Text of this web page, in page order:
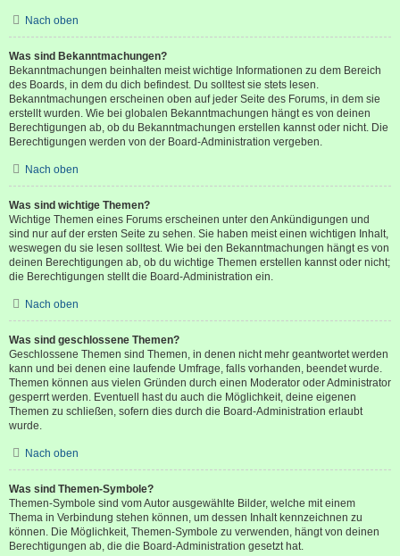
Nach oben
Was sind Bekanntmachungen?
Bekanntmachungen beinhalten meist wichtige Informationen zu dem Bereich
des Boards, in dem du dich befindest. Du solltest sie stets lesen.
Bekanntmachungen erscheinen oben auf jeder Seite des Forums, in dem sie
erstellt wurden. Wie bei globalen Bekanntmachungen hängt es von deinen
Berechtigungen ab, ob du Bekanntmachungen erstellen kannst oder nicht. Die
Berechtigungen werden von der Board-Administration vergeben.
Nach oben
Was sind wichtige Themen?
Wichtige Themen eines Forums erscheinen unter den Ankündigungen und
sind nur auf der ersten Seite zu sehen. Sie haben meist einen wichtigen Inhalt,
weswegen du sie lesen solltest. Wie bei den Bekanntmachungen hängt es von
deinen Berechtigungen ab, ob du wichtige Themen erstellen kannst oder nicht;
die Berechtigungen stellt die Board-Administration ein.
Nach oben
Was sind geschlossene Themen?
Geschlossene Themen sind Themen, in denen nicht mehr geantwortet werden
kann und bei denen eine laufende Umfrage, falls vorhanden, beendet wurde.
Themen können aus vielen Gründen durch einen Moderator oder Administrator
gesperrt werden. Eventuell hast du auch die Möglichkeit, deine eigenen
Themen zu schließen, sofern dies durch die Board-Administration erlaubt
wurde.
Nach oben
Was sind Themen-Symbole?
Themen-Symbole sind vom Autor ausgewählte Bilder, welche mit einem
Thema in Verbindung stehen können, um dessen Inhalt kennzeichnen zu
können. Die Möglichkeit, Themen-Symbole zu verwenden, hängt von deinen
Berechtigungen ab, die die Board-Administration gesetzt hat.